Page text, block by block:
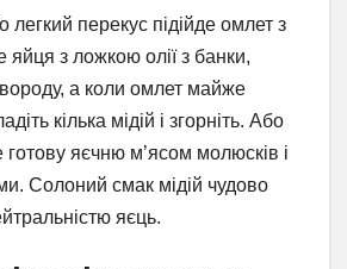
легкий перекус підійде омлет з
яйця з ложкою олії з банки,
а коли омлет майже
кілька мідій і згорніть. Або
готову яєчню м’ясом молюсків і
Солоний смак мідій чудово
яєць.